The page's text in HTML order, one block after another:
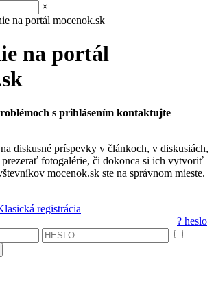
×
na portál mocenok.sk
na portál
s prihlásením kontaktujte
diskusné príspevky v článkoch, v diskusiách,
fotogalérie, či dokonca si ich vytvoriť
mocenok.sk ste na správnom mieste.
registrácia
? heslo